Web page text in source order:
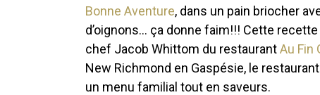
Bonne Aventure, dans un pain briocher
d’oignons… ça donne faim!!! Cette
chef Jacob Whittom du restaurantAu Fin
New Richmond en Gaspésie, le
un menu familial tout en saveurs.